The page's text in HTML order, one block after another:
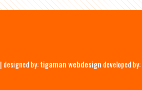
| designed by:tigaman webdesign developed by: